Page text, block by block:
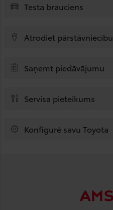
Testa brauciens
Atrodiet pārstāvniecību
Saņemt piedāvājumu
Servisa pieteikums
Konfigurē savu Toyota